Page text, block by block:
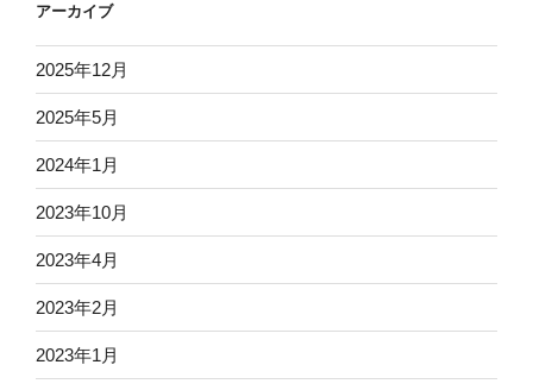
アーカイブ
2025年12月
2025年5月
2024年1月
2023年10月
2023年4月
2023年2月
2023年1月